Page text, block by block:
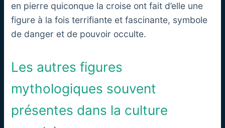
en pierre quiconque la croise ont fait d’elle une
figure à la fois terrifiante et fascinante, symbole
de danger et de pouvoir occulte.
Les autres figures
mythologiques souvent
présentes dans la culture